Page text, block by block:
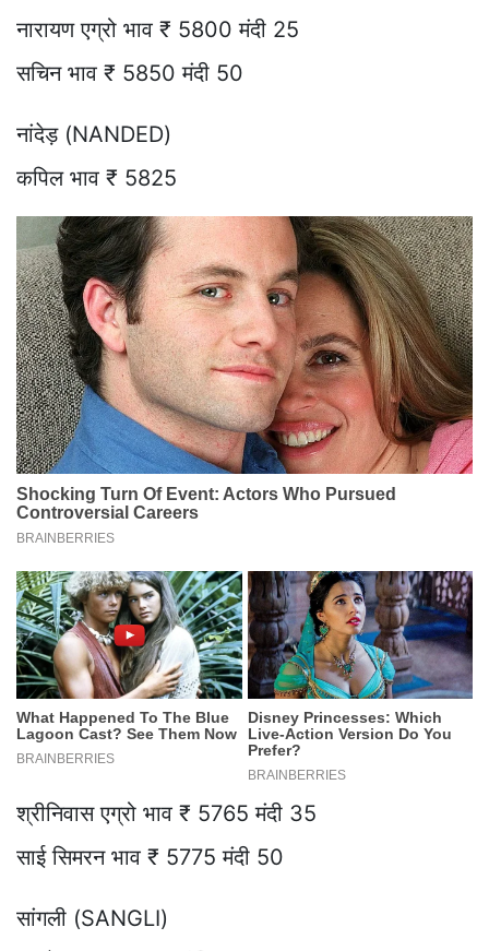
नारायण एग्रो भाव ₹ 5800 मंदी 25
सचिन भाव ₹ 5850 मंदी 50
नांदेड़ (NANDED)
कपिल भाव ₹ 5825
श्रीनिवास एग्रो भाव ₹ 5765 मंदी 35
साई सिमरन भाव ₹ 5775 मंदी 50
सांगली (SANGLI)